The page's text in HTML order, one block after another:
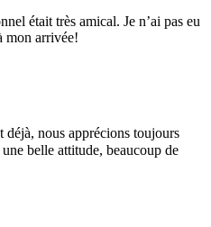
était très amical. Je n’ai pas eu
mon arrivée!
déjà, nous apprécions toujours
belle attitude, beaucoup de